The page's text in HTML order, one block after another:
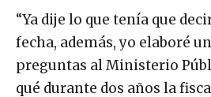
“Ya dije lo que tenía que
fecha, además, yo elaboré
preguntas al Ministerio
qué durante dos años la